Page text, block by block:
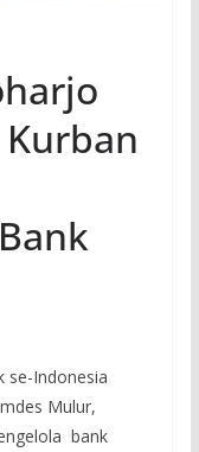
se-Indonesia
Mulur,
bank